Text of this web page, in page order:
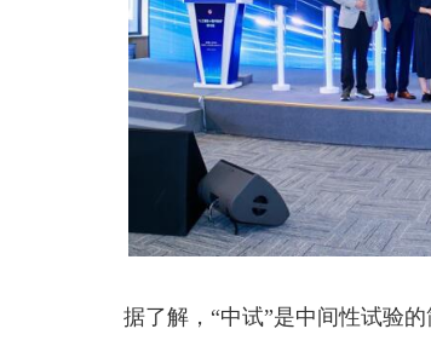
据了解，“中试”是中间性试验